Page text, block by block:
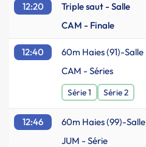
12:20 Triple saut - Salle
CAM - Finale
12:40 60m Haies (91)-Salle
CAM - Séries
Série 1 Série 2
12:46 60m Haies (99)-Salle
JUM - Série